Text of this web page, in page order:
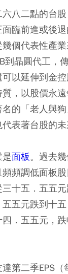
八二點的台
臨前進或後退
個代表性產
到晶圓代工，
以延伸到金
，以股價永
的「老人與
表著台股的未
是面板。過去
頻調低面板
十五．五五
五元跌到十
．五五元，
第二季EPS（